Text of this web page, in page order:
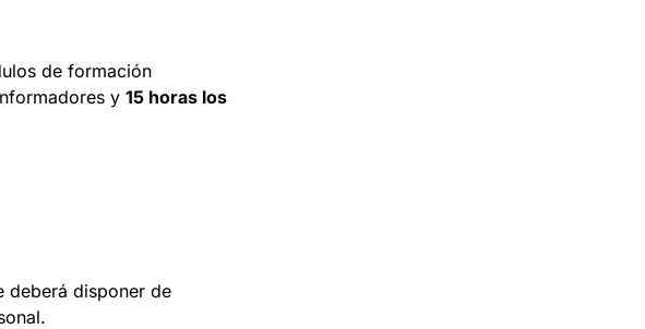
de formación
y 15 horas los
deberá disponer de